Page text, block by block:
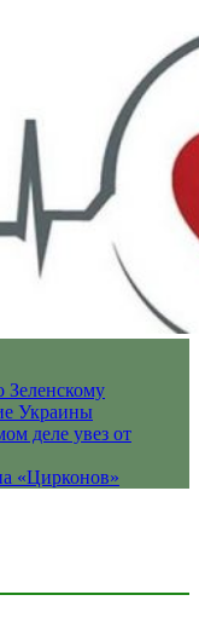
Зеленскому
Украины
деле увез от
«Цирконов»